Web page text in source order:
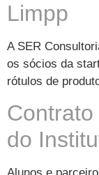
Limpp
A SER
os sócios da
rótulos de
do